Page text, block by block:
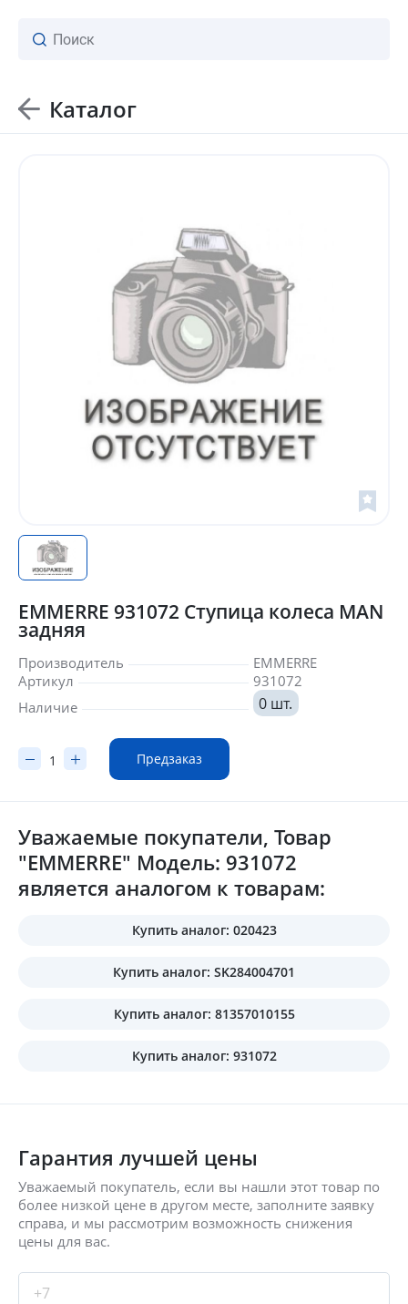
Каталог
EMMERRE 931072 Ступица колеса MAN
задняя
Производитель
EMMERRE
Артикул
931072
Наличие
0 шт.
Предзаказ
Уважаемые покупатели, Товар
"EMMERRE" Модель: 931072
является аналогом к товарам:
Купить аналог: 020423
Купить аналог: SK284004701
Купить аналог: 81357010155
Купить аналог: 931072
Гарантия лучшей цены
Уважаемый покупатель, если вы нашли этот товар по
более низкой цене в другом месте, заполните заявку
справа, и мы рассмотрим возможность снижения
цены для вас.